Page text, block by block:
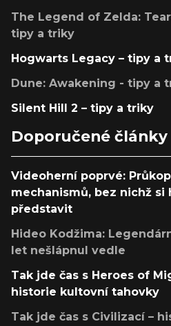
The Legend of Zelda:
tipy a triky
Hogwarts Legacy – tipy a
Dune: Awakening - tipy a
Silent Hill 2 – tipy a triky
Doporučené články
Videoherní poprvé:
mechanismů, bez nichž si
představit
Hideo Kodžima:
let nešlápnul vedle
Tak jde čas s Heroes of
historie kultovní tahovky
Tak jde čas s Civilizací –